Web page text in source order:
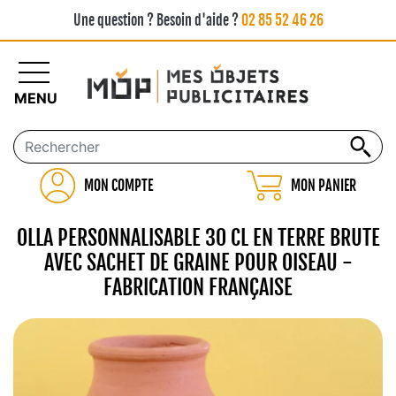
Une question ? Besoin d'aide ?02 85 52 46 26
MON COMPTE MON PANIER
MENU
OLLA PERSONNALISABLE 30 CL EN TERRE BRUTE
AVEC SACHET DE GRAINE POUR OISEAU -
FABRICATION FRANÇAISE